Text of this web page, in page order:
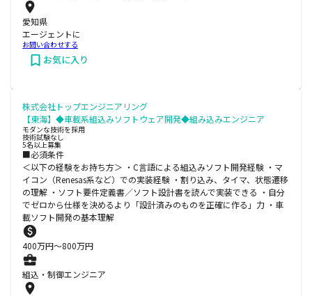
愛知県
エージェントに
お問い合わせする
お気に入り
株式会社トップエンジニアリング
【東海】◆車載系組込みソフトウェア開発◆組み込みエンジニア
モダンな技術を採用
技術試験なし
5名以上募集
■必須条件
＜以下の経験をお持ち方＞ ・C言語による組込みソフト開発経験 ・マ
イコン（Renesas系など）での実装経験 ・割り込み、タイマ、状態遷移
の理解 ・ソフト要件定義書／ソフト設計書を読んで実装できる ・自分
でゼロから仕様を決めるより「設計済みのものを正確に作る」力 ・車
載ソフト開発の基本理解
400万円〜800万円
組込・制御エンジニア